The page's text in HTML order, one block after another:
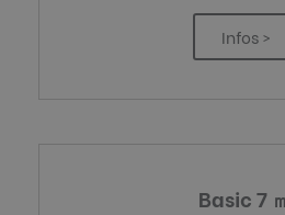
Infos >
Basic 7